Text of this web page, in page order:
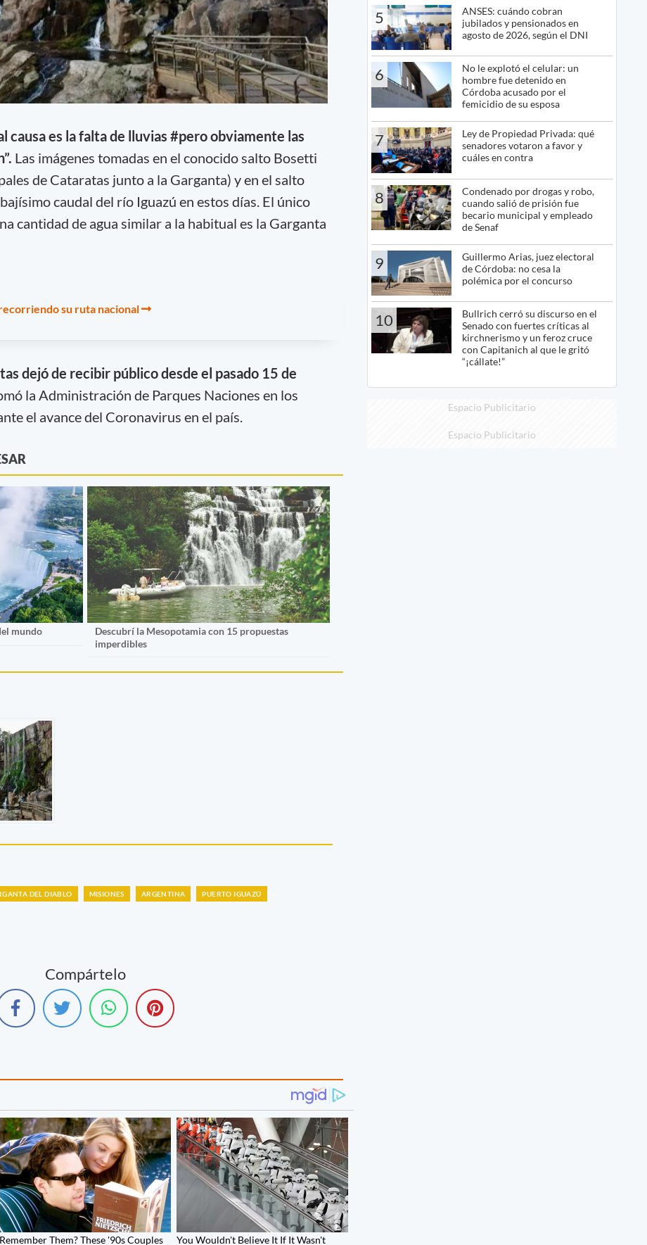
causa es la falta de lluvias #pero obviamente las
Las imágenes tomadas en el conocido salto Bosetti
de Cataratas junto a la Garganta) y en el salto
caudal del río Iguazú en estos días. El único
cantidad de agua similar a la habitual es la Garganta
su ruta nacional
dejó de recibir público desde el pasado 15 de
la Administración de Parques Naciones en los
el avance del Coronavirus en el país.
mundo
Descubrí la Mesopotamia con 15 propuestas
imperdibles
DEL DIABLO MISIONES ARGENTINA PUERTO IGUAZÚ
Compártelo
5
ANSES: cuándo cobran
jubilados y pensionados en
agosto de 2026, según el DNI
6
No le explotó el celular: un
hombre fue detenido en
Córdoba acusado por el
femicidio de su esposa
7
Ley de Propiedad Privada: qué
senadores votaron a favor y
cuáles en contra
8
Condenado por drogas y robo,
cuando salió de prisión fue
becario municipal y empleado
de Senaf
9
Guillermo Arias, juez electoral
de Córdoba: no cesa la
polémica por el concurso
10
Bullrich cerró su discurso en el
Senado con fuertes críticas al
kirchnerismo y un feroz cruce
con Capitanich al que le gritó
“¡cállate!”
Espacio Publicitario
Espacio Publicitario